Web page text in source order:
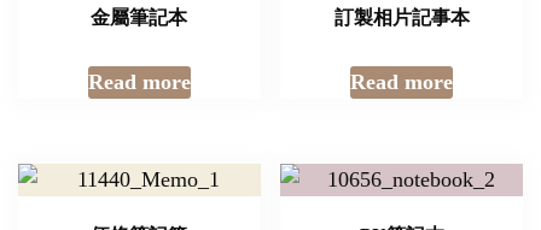
金屬筆記本
Read more
訂製相片記事本
Read more